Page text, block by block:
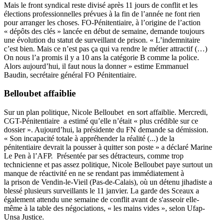
Mais le front syndical reste divisé après 11 jours de conflit et les
élections professionnelles prévues à la fin de l’année ne font rien
pour arranger les choses. FO-Pénitentiaire, à l’origine de l’action
« dépôts des clés » lancée en début de semaine, demande toujours
une évolution du statut de surveillant de prison. « L’indemnitaire
c’est bien. Mais ce n’est pas ça qui va rendre le métier attractif (…)
On nous l’a promis il y a 10 ans la catégorie B comme la police.
Alors aujourd’hui, il faut nous la donner » estime Emmanuel
Baudin, secrétaire général FO Pénitentiaire.
Belloubet affaiblie
Sur un plan politique, Nicole Belloubet en sort affaiblie. Mercredi,
CGT-Pénitentiaire a estimé qu’elle n’était « plus crédible sur ce
dossier ». Aujourd’hui, la présidente du FN demande sa démission.
« Son incapacité totale à appréhender la réalité (...) de la
pénitentiaire devrait la pousser à quitter son poste » a déclaré Marine
Le Pen à l’AFP. Présentée par ses détracteurs, comme trop
technicienne et pas assez politique, Nicole Belloubet paye surtout un
manque de réactivité en ne se rendant pas immédiatement à
la prison de Vendin-le-Vieil (Pas-de-Calais), où un détenu jihadiste a
blessé plusieurs surveillants le 11 janvier. La garde des Sceaux a
également attendu une semaine de conflit avant de s'asseoir elle-
même à la table des négociations, « les mains vides », selon Ufap-
Unsa Justice.